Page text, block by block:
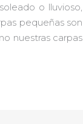
o lluvioso,
pequeñas son
nuestras carpas